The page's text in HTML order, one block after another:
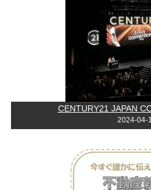
CENTURY21 JAPAN
2024-04-